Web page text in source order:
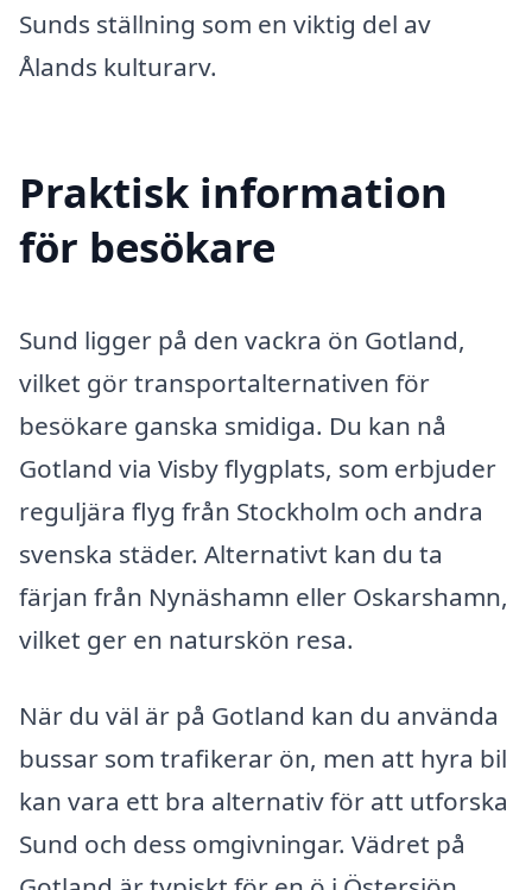
Sunds ställning som en viktig del av
Ålands kulturarv.
Praktisk information
för besökare
Sund ligger på den vackra ön Gotland,
vilket gör transportalternativen för
besökare ganska smidiga. Du kan nå
Gotland via Visby flygplats, som erbjuder
reguljära flyg från Stockholm och andra
svenska städer. Alternativt kan du ta
färjan från Nynäshamn eller Oskarshamn,
vilket ger en naturskön resa.
När du väl är på Gotland kan du använda
bussar som trafikerar ön, men att hyra bil
kan vara ett bra alternativ för att utforska
Sund och dess omgivningar. Vädret på